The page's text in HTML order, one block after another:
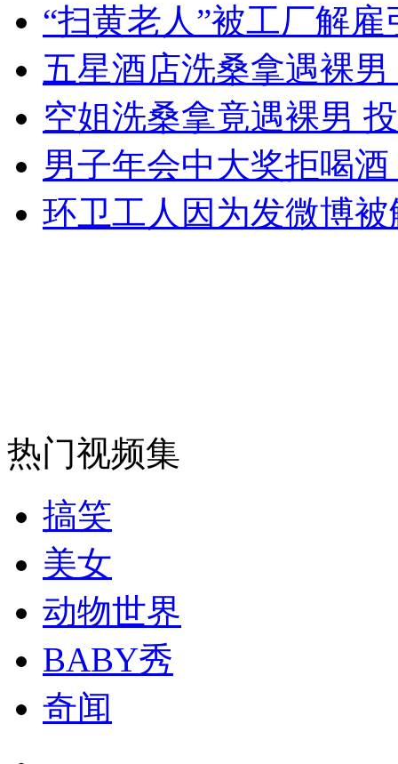
无痛分娩是否安全 医生回应
外交部：反对强权政治霸凌主义
外交部：有关国家言论片面不公正
消防员救轻生者 花炮节热闹非凡
纽约上演“枕头大战”
司机酒驾遇交警 急速倒车逃窜
“扫黄老人”被工厂解雇
五星酒店洗桑拿遇裸
空姐洗桑拿竟遇裸男
男子年会中大奖拒喝
环卫工人因为发微博被
热门视频集
搞笑
美女
动物世界
BABY秀
奇闻